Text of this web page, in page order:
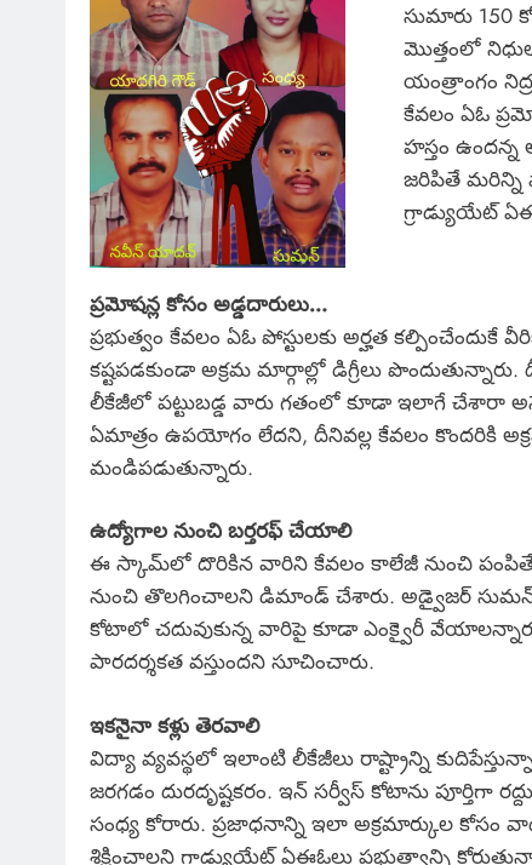
సుమారు 150
మొత్తంలో
యంత్రాంగం
కేవలం ఏఓ
హస్తం
జరిపితే
గ్రాడ్యుయేట్
ప్రమోషన్ల కోసం అడ్డదారులు…
ప్రభుత్వం కేవలం ఏఓ పోస్టులకు అర్హత
కష్టపడకుండా అక్రమ మార్గాల్లో డిగ్రీలు
లీకేజీలో పట్టుబడ్డ వారు గతంలో కూడా ఇలాగే చేశారా
ఏమాత్రం ఉపయోగం లేదని, దీనివల్ల కేవలం కొందరికి
మండిపడుతున్నారు.
ఉద్యోగాల నుంచి బర్తరఫ్ చేయాలి
ఈ స్కామ్‌లో దొరికిన వారిని కేవలం కాలేజీ నుంచి పంపితే
నుంచి తొలగించాలని డిమాండ్ చేశారు. అడ్వైజర్
కోటాలో చదువుకున్న వారిపై కూడా ఎంక్వైరీ
పారదర్శకత వస్తుందని సూచించారు.
ఇకనైనా కళ్లు తెరవాలి
విద్యా వ్యవస్థలో ఇలాంటి లీకేజీలు రాష్ట్రాన్ని
జరగడం దురదృష్టకరం. ఇన్ సర్వీస్ కోటాను పూర్తిగా
సంధ్య కోరారు. ప్రజాధనాన్ని ఇలా అక్రమార్కుల కోసం
శిక్షించాలని గ్రాడ్యుయేట్ ఏఈఓలు ప్రభుత్వాన్ని